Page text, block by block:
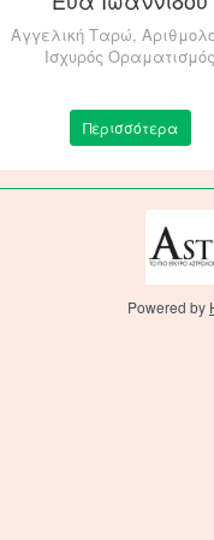
Αγγελική Ταρώ,
Ισχυρός Οραματισμός
Περισσότερα
Powered by